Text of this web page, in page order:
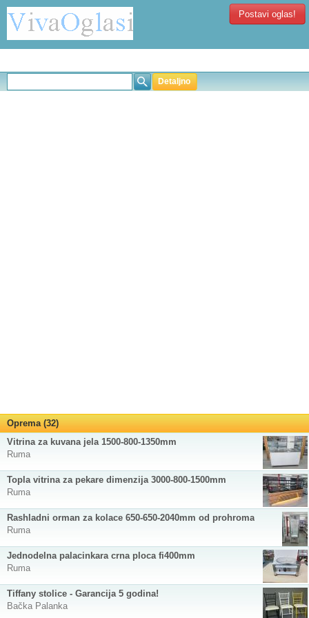
Postavi oglas!
Detaljno
Oprema (32)
Vitrina za kuvana jela 1500-800-1350mm
Ruma
Topla vitrina za pekare dimenzija 3000-800-1500mm
Ruma
Rashladni orman za kolace 650-650-2040mm od prohroma
Ruma
Jednodelna palacinkara crna ploca fi400mm
Ruma
Tiffany stolice - Garancija 5 godina!
Bačka Palanka